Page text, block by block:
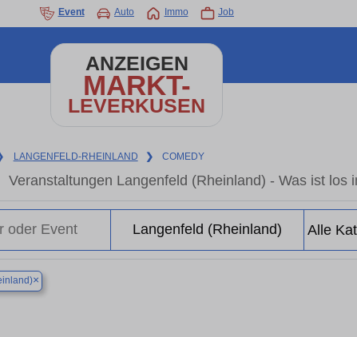
Event Auto Immo Job
ANZEIGEN
MARKT-
LEVERKUSEN
LANGENFELD-RHEINLAND ❯ COMEDY
Veranstaltungen Langenfeld (Rheinland) - Was ist los
×